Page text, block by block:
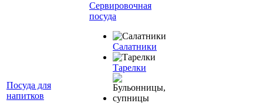
Посуда для
напитков
Сервировочная
посуда
Салатники
Тарелки